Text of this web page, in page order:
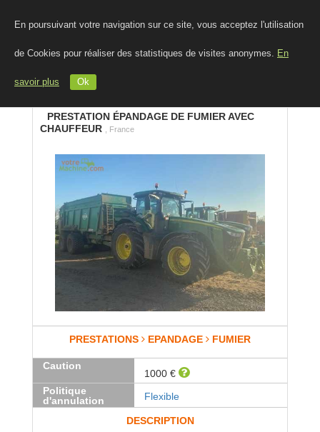
En poursuivant votre navigation sur ce site, vous acceptez l'utilisation
de Cookies pour réaliser des statistiques de visites anonymes. En
savoir plus Ok
PRESTATION ÉPANDAGE DE FUMIER AVEC
CHAUFFEUR
, France
PRESTATIONS EPANDAGE FUMIER
Caution
1000 €
Politique
d'annulation
Flexible
DESCRIPTION